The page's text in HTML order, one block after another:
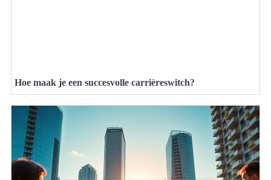
Hoe maak je een succesvolle carrièreswitch?